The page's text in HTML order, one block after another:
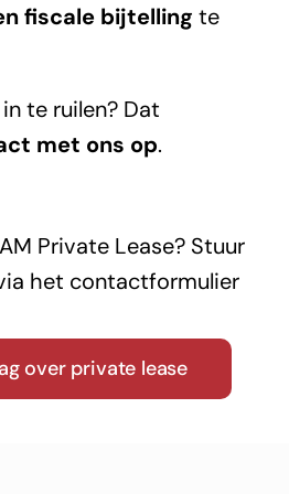
fiscale bijtelling te
te ruilen? Dat
met ons op.
Private Lease? Stuur
het contactformulier
over private lease